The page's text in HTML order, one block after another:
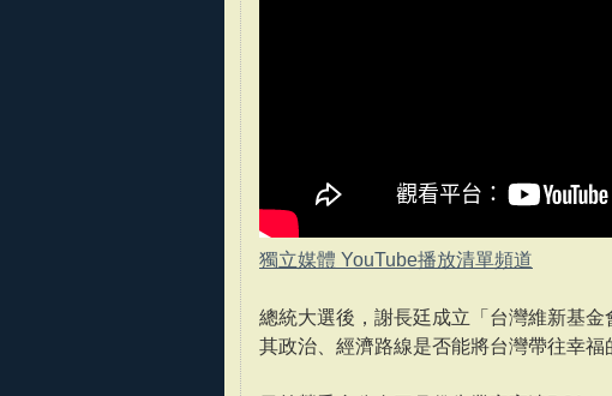
獨立媒體 YouTube播放清單頻道
總統大選後，謝長廷成立「台灣維新基
其政治、經濟路線是否能將台灣帶往幸福